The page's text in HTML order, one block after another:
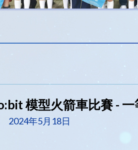
模型火箭車比賽 - 一
2024年5月18日